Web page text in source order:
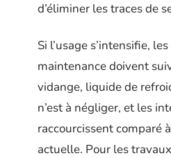
d’éliminer les traces de
Si l’usage s’intensifie,
maintenance doivent
vidange, liquide de
n’est à négliger, et les
raccourcissent comparé
actuelle. Pour les